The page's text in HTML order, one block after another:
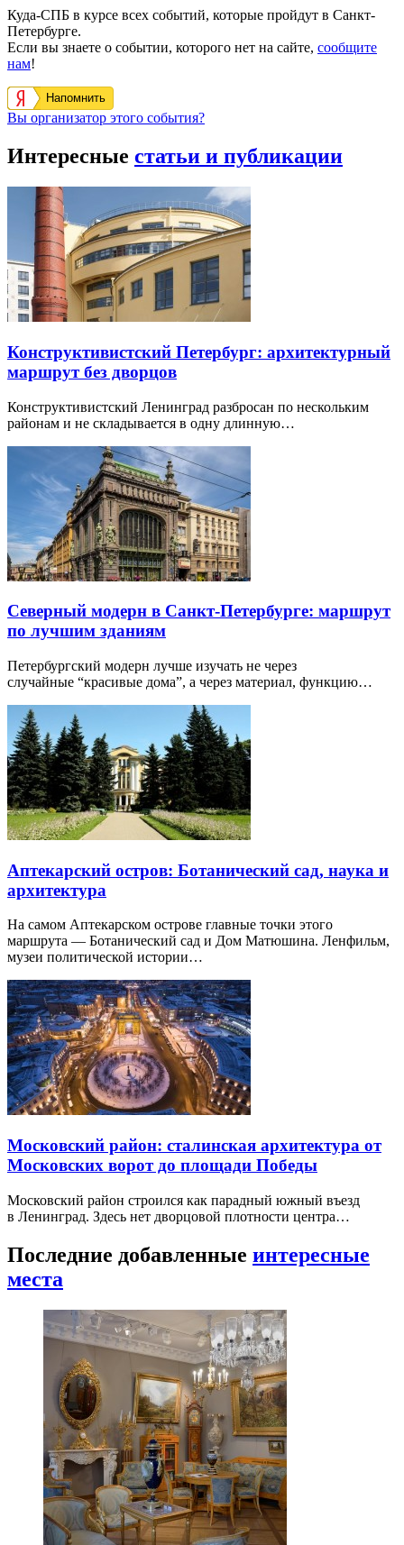
Куда-СПБ в курсе всех событий, которые пройдут в Санкт-
Петербурге.
Если вы знаете о событии, которого нет на сайте, сообщите
нам!
Напомнить
Вы организатор этого события?
Интересные статьи и публикации
Конструктивистский Петербург: архитектурный
маршрут без дворцов
Конструктивистский Ленинград разбросан по нескольким
районам и не складывается в одну длинную…
Северный модерн в Санкт-Петербурге: маршрут
по лучшим зданиям
Петербургский модерн лучше изучать не через
случайные “красивые дома”, а через материал, функцию…
Аптекарский остров: Ботанический сад, наука и
архитектура
На самом Аптекарском острове главные точки этого
маршрута — Ботанический сад и Дом Матюшина. Ленфильм,
музеи политической истории…
Московский район: сталинская архитектура от
Московских ворот до площади Победы
Московский район строился как парадный южный въезд
в Ленинград. Здесь нет дворцовой плотности центра…
Последние добавленные интересные
места